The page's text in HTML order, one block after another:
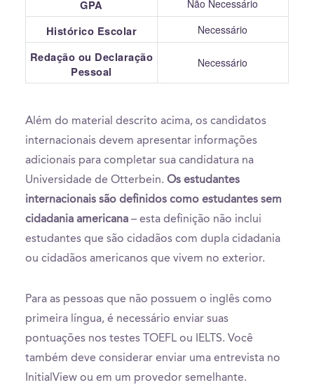
GPA Não Necessário
Histórico Escolar Necessário
Redação ou Declaração
Pessoal
Necessário
Além do material descrito acima, os candidatos
internacionais devem apresentar informações
adicionais para completar sua candidatura na
Universidade de Otterbein. Os estudantes
internacionais são definidos como estudantes sem
cidadania americana – esta definição não inclui
estudantes que são cidadãos com dupla cidadania
ou cidadãos americanos que vivem no exterior.
Para as pessoas que não possuem o inglês como
primeira língua, é necessário enviar suas
pontuações nos testes TOEFL ou IELTS. Você
também deve considerar enviar uma entrevista no
InitialView ou em um provedor semelhante.